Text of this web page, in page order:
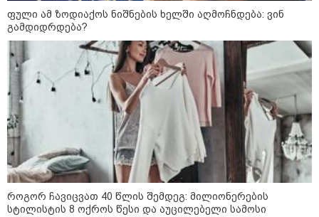
კონფლიქტები
ფული ამ ზოდიაქოს ნიშნების ხელში აღმოჩნდება: ვინ
გამდიდრდება?
როგორ ჩავიცვათ 40 წლის შემდეგ: მილიონერების
სტილისტის 8 ოქროს წესი და აუცილებელი სამოსი